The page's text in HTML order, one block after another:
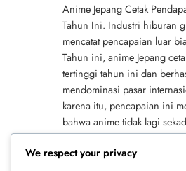
Anime Jepang Cetak
Tahun Ini. Industri hiburan
mencatat pencapaian luar
Tahun ini, anime Jepang
tertinggi tahun ini dan
mendominasi pasar
karena itu, pencapaian ini
bahwa anime tidak lagi
niche, melainkan telah
global yang kuat. Selain itu,
We respect your privacy